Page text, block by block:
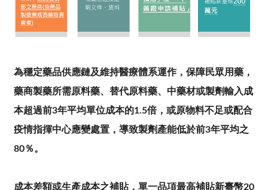
為穩定藥品供應鏈及維持醫療體系運作，保障民眾用藥，
藥商製藥所需原料藥、替代原料藥、中藥材或製劑輸入成
本超過前3年平均單位成本的1.5倍，或原物料不足或配合
疫情指揮中心應變處置，導致製劑產能低於前3年平均之
80％。
成本差額或生產成本之補貼，單一品項最高補貼新臺幣20